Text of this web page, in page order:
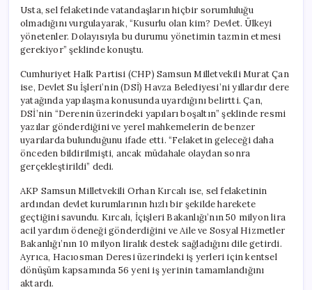
Usta, sel felaketinde vatandaşların hiçbir sorumluluğu
olmadığını vurgulayarak, “Kusurlu olan kim? Devlet. Ülkeyi
yönetenler. Dolayısıyla bu durumu yönetimin tazmin etmesi
gerekiyor” şeklinde konuştu.
Cumhuriyet Halk Partisi (CHP) Samsun Milletvekili Murat Çan
ise, Devlet Su İşleri’nin (DSİ) Havza Belediyesi’ni yıllardır dere
yatağında yapılaşma konusunda uyardığını belirtti. Çan,
DSİ’nin “Derenin üzerindeki yapıları boşaltın” şeklinde resmi
yazılar gönderdiğini ve yerel mahkemelerin de benzer
uyarılarda bulunduğunu ifade etti. “Felaketin geleceği daha
önceden bildirilmişti, ancak müdahale olaydan sonra
gerçekleştirildi” dedi.
AKP Samsun Milletvekili Orhan Kırcalı ise, sel felaketinin
ardından devlet kurumlarının hızlı bir şekilde harekete
geçtiğini savundu. Kırcalı, İçişleri Bakanlığı’nın 50 milyon lira
acil yardım ödeneği gönderdiğini ve Aile ve Sosyal Hizmetler
Bakanlığı’nın 10 milyon liralık destek sağladığını dile getirdi.
Ayrıca, Hacıosman Deresi üzerindeki iş yerleri için kentsel
dönüşüm kapsamında 56 yeni iş yerinin tamamlandığını
aktardı.